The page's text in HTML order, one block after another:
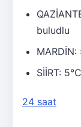
buludlu
SİİRT:
24 saat